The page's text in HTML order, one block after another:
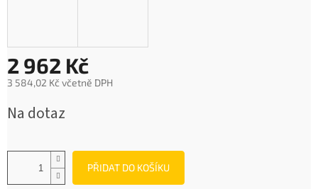
2 962 Kč
3 584,02 Kč včetně DPH
cena:
Na dotaz
PŘIDAT DO KOŠÍKU